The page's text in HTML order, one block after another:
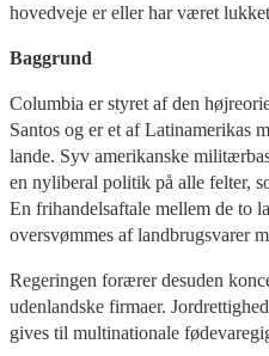
hovedveje er eller har været
Baggrund
Columbia er styret af den
Santos og er et af Latinamerikas
lande. Syv amerikanske
en nyliberal politik på alle felter,
En frihandelsaftale mellem de to
oversvømmes af landbrugsvarer
Regeringen forærer desuden
udenlandske firmaer.
gives til multinationale